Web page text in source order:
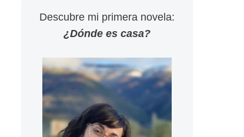
Descubre mi primera novela:
¿Dónde es casa?